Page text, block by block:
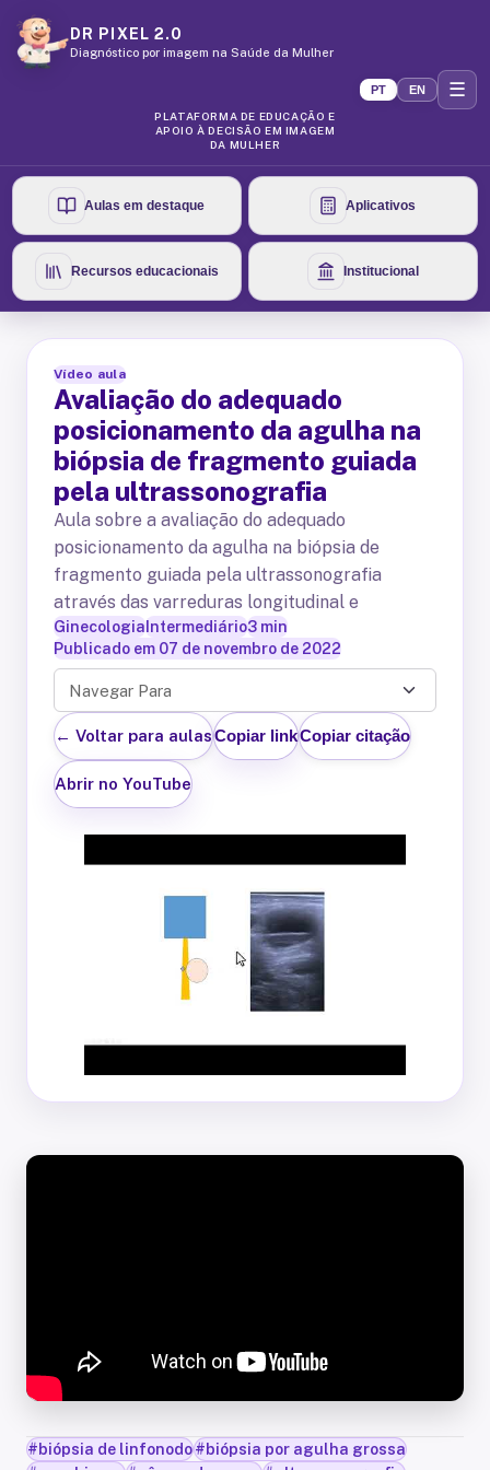
DR PIXEL 2.0
Diagnóstico por imagem na Saúde da Mulher
PLATAFORMA DE EDUCAÇÃO E
APOIO À DECISÃO EM IMAGEM
DA MULHER
PT EN ☰
Aulas em destaque Aplicativos
Recursos educacionais Institucional
Vídeo aula
Avaliação do adequado
posicionamento da agulha na
biópsia de fragmento guiada
pela ultrassonografia
Aula sobre a avaliação do adequado
posicionamento da agulha na biópsia de
fragmento guiada pela ultrassonografia
através das varreduras longitudinal e
Ginecologia Intermediário3 min
Publicado em 07 de novembro de 2022
Navegar Para
← Voltar para aulasCopiar linkCopiar citação
Abrir no YouTube
#biópsia de linfonodo#biópsia por agulha grossa